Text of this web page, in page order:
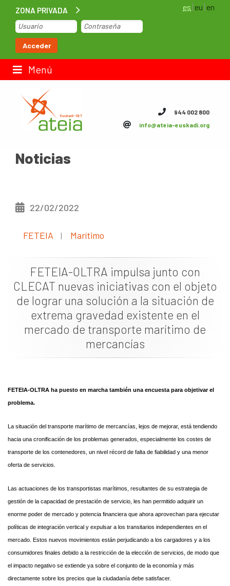
ZONA PRIVADA
Acceder
es eu en
Menú
Inicio
Bolsa de trabajo
Contacto
Noticias
944 002 800
info@ateia-euskadi.org
Noticias
22/02/2022
FETEIA | Marítimo
FETEIA-OLTRA impulsa junto con
CLECAT nuevas iniciativas con el objeto
de lograr una solución a la situación de
extrema gravedad existente en el
mercado de transporte marítimo de
mercancías
FETEIA-OLTRA ha puesto en marcha también una encuesta para objetivar el
problema.
La situación del transporte marítimo de mercancías, lejos de mejorar, está tendiendo
hacia una cronificación de los problemas generados, especialmente los costes de
transporte de los contenedores, un nivel récord de falta de fiabilidad y una menor
oferta de servicios.
Las actuaciones de los transportistas marítimos, resultantes de su estrategia de
gestión de la capacidad de prestación de servicio, les han permitido adquirir un
enorme poder de mercado y potencia financiera que ahora aprovechan para ejecutar
políticas de integración vertical y expulsar a los transitarios independientes en el
mercado. Estos nuevos movimientos están perjudicando a los cargadores y a los
consumidores finales debido a la restricción de la elección de servicios, de modo que
el impacto negativo se extiende ya sobre el conjunto de la economía y más
directamente sobre los precios que la ciudadanía debe satisfacer.